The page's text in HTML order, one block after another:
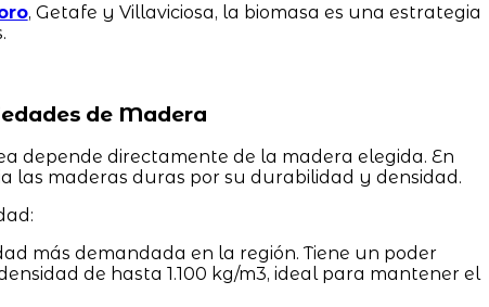
, Getafe y Villaviciosa, la biomasa es una estrategia
de Madera
depende directamente de la madera elegida. En
las maderas duras por su durabilidad y densidad.
más demandada en la región. Tiene un poder
de hasta 1.100 kg/m3, ideal para mantener el